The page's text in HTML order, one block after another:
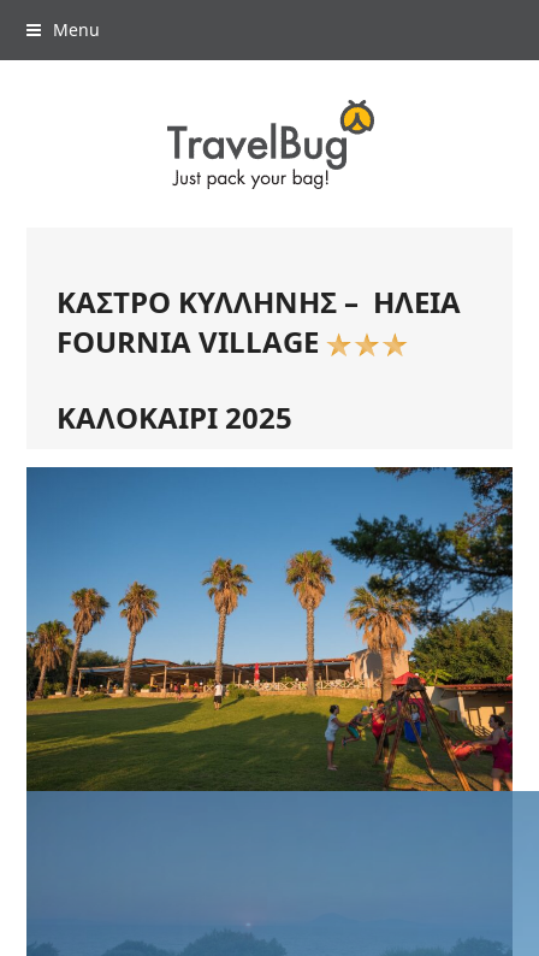
Menu
ΚΑΣΤΡΟ ΚΥΛΛΗΝΗΣ – ΗΛΕΙΑ
FOURNIA VILLAGE
ΚΑΛΟΚΑΙΡΙ 2025